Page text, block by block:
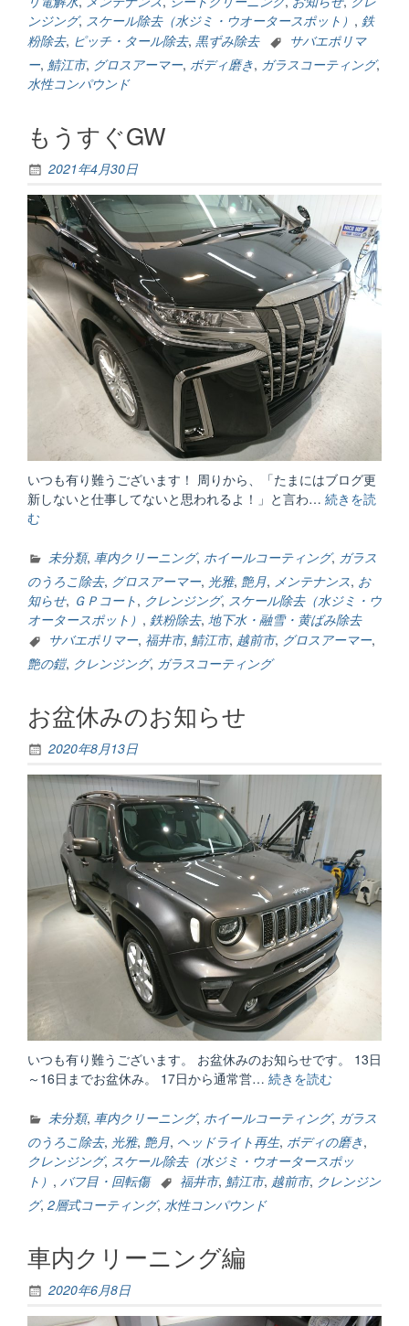
難
う
ご
ざ
ンジング, スケール除去（水ジミ・ウオータースポット） , 鉄
粉除去, ピッチ・タール除去, 黒ずみ除去
サバエポリマ
ー, 鯖江市, グロスアーマー, ボディ磨き, ガラスコーティング,
水性コンパウンド
もうすぐGW
2021年4月30日
いつも有り難うございます！ 周りから、「たまにはブログ更
新しないと仕事してないと思われるよ！」と言わ… 続きを読
む
す
ぐ
GW”
未分類, 車内クリーニング, ホイールコーティング, ガラス
のうろこ除去, グロスアーマー, 光雅, 艶月, メンテナンス, お
知らせ, ＧＰコート, クレンジング, スケール除去（水ジミ・ウ
オータースポット） , 鉄粉除去, 地下水・融雪・黄ばみ除去
サバエポリマー, 福井市, 鯖江市, 越前市, グロスアーマー,
艶の鎧, クレンジング, ガラスコーティング
お盆休みのお知らせ
2020年8月13日
いつも有り難うございます。 お盆休みのお知らせです。 13日
～16日までお盆休み。 17日から通常営… 続きを読む
休
み
の
お
未分類, 車内クリーニング, ホイールコーティング, ガラス
のうろこ除去, 光雅, 艶月, ヘッドライト再生, ボディの磨き,
クレンジング, スケール除去（水ジミ・ウオータースポッ
ト） , バフ目・回転傷 福井市, 鯖江市, 越前市, クレンジン
グ, 2層式コーティング, 水性コンパウンド
車内クリーニング編
2020年6月8日